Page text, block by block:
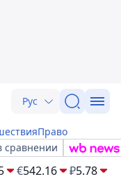
Рус
Право
сравнении
€542.16 ₽5.78